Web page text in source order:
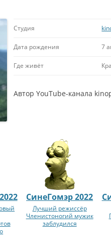
Студия
Дата рождения 7
Где живёт
Автор YouTube-канала
СинеГомэр 2022
Лучший режиссёр
Членистоногий мужик
заблудился